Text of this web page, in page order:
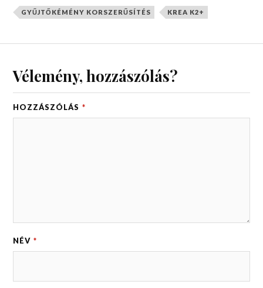
GYŰJTŐKÉMÉNY KORSZERŰSÍTÉS KREA K2+
Vélemény, hozzászólás?
HOZZÁSZÓLÁS *
NÉV *